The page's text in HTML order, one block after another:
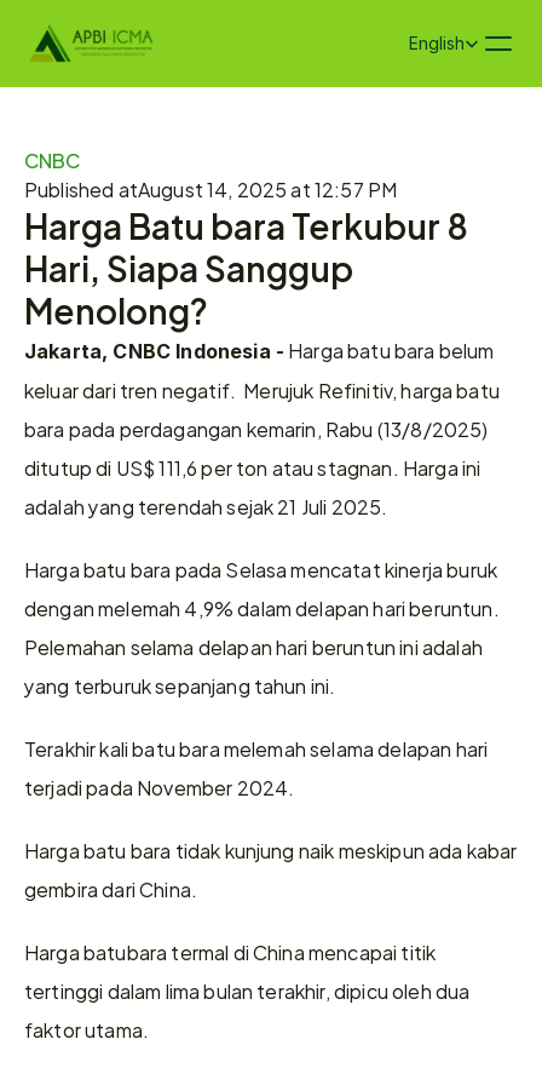
Select Language
English
CNBC
Published atAugust 14, 2025 at 12:57 PM
Harga Batu bara Terkubur 8
Hari, Siapa Sanggup
Menolong?
Jakarta, CNBC Indonesia - Harga batu bara belum
keluar dari tren negatif.  Merujuk Refinitiv, harga batu
bara pada perdagangan kemarin, Rabu (13/8/2025)
ditutup di US$ 111,6 per ton atau stagnan. Harga ini
adalah yang terendah sejak 21 Juli 2025.
Harga batu bara pada Selasa mencatat kinerja buruk
dengan melemah 4,9% dalam delapan hari beruntun.
Pelemahan selama delapan hari beruntun ini adalah
yang terburuk sepanjang tahun ini.
Terakhir kali batu bara melemah selama delapan hari
terjadi pada November 2024.
Harga batu bara tidak kunjung naik meskipun ada kabar
gembira dari China.
Harga batubara termal di China mencapai titik
tertinggi dalam lima bulan terakhir, dipicu oleh dua
faktor utama.